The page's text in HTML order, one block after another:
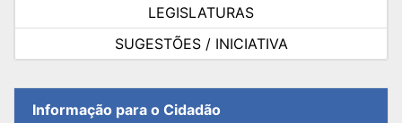
LEGISLATURAS
SUGESTÕES / INICIATIVA
Informação para o Cidadão